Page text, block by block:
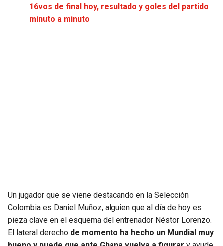
COMMANDERS
PACKERS
VIKINGS
FALCONS
KINGS
TIMBERWOLVES
THUNDER
TRAIL BLAZERS
16vos de final hoy, resultado y goles del partido
minuto a minuto
Un jugador que se viene destacando en la Selección
Colombia es Daniel Muñoz, alguien que al día de hoy es
pieza clave en el esquema del entrenador Néstor Lorenzo.
El lateral derecho de momento ha hecho un Mundial muy